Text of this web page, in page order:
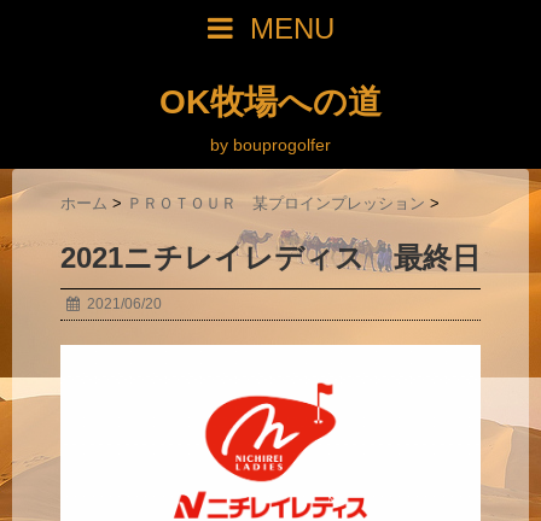
MENU
OK牧場への道
by bouprogolfer
ホーム > ＰＲＯＴＯＵＲ 某プロインプレッション >
2021ニチレイレディス 最終日
2021/06/20